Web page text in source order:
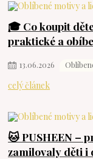
🎓 Co koupit
praktické a
13.06.2026
celý článek
🐱 PUSHEEN –
zamilovaly děti i